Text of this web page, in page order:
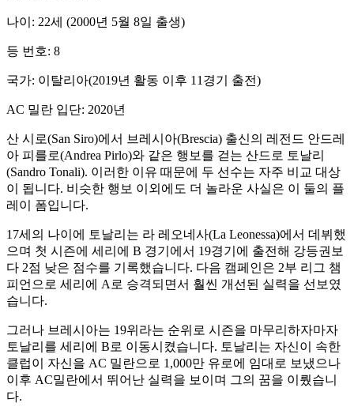
나이: 22세 (2000년 5월 8일 출생)
등 번호: 8
국가: 이탈리아(2019년 활동 이후 11경기 출전)
AC 밀란 입단: 2020년
산 시로(San Siro)에서 브레시아(Brescia) 출신의 레전드 안드레
아 피를로(Andrea Pirlo)와 같은 행보를 걷는 산드로 토날리
(Sandro Tonali). 이러한 이유 때문에 두 선수는 자주 비교 대상
이 됩니다. 비슷한 행보 이외에도 더 놀라운 사실은 이 둘의 플
레이 폼입니다.
17세의 나이에 토날리는 라 레오네사(La Leonessa)에서 데뷔했
으며 첫 시즌에 세리에 B 경기에서 19경기에 출전해 강등권보
다 2점 낮은 점수를 기록했습니다. 다음 캠페인은 2부 리그 챔
피언으로 세리에 A로 승격되면서 훨씬 개선된 실력을 선보였
습니다.
그러나 브레시아는 19위라는 순위로 시즌을 마무리하자마자
토날리를 세리에 B로 이동시켰습니다. 토날리는 자신이 속한
클럽이 자신을 AC 밀란으로 1,000만 유로에 임대로 보냈으나
이후 AC밀란에서 뛰어난 실력을 보이며 그의 꿈을 이뤘습니
다.